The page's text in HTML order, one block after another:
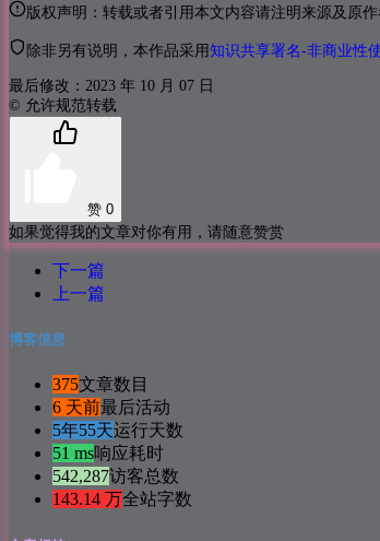
版权声明：转载或者引用本文内容请注明来源及原
除非另有说明，本作品采用 知识共享署名-非商业性
最后修改：2023 年 10 月 07 日
© 允许规范转载
赞 0
如果觉得我的文章对你有用，请随意赞赏
下一篇
上一篇
博客信息
375文章数目
6 天前最后活动
5年55天运行天数
51 ms响应耗时
542,287访客总数
143.14 万全站字数